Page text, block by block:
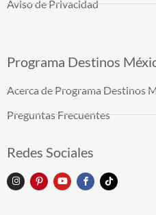
Aviso de Privacidad
Programa Destinos
Acerca de Programa Destinos
Preguntas Frecuentes
Redes Sociales